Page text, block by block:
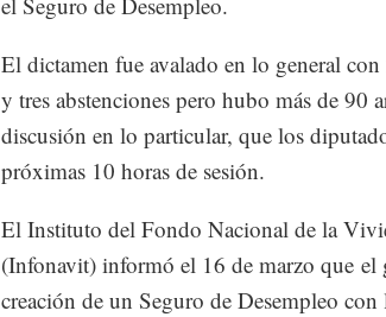
El dictamen fue avalado en lo general
y tres abstenciones pero hubo más de 90
discusión en lo particular, que los
próximas 10 horas de sesión.
El Instituto del Fondo Nacional de la
(Infonavit) informó el 16 de marzo que el
creación de un Seguro de Desempleo